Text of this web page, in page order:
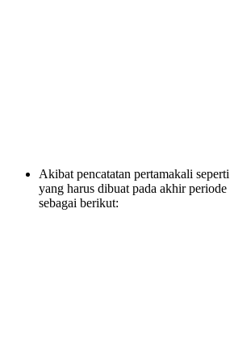
Akibat pencatatan pertamakali
yang harus dibuat pada akhir periode
sebagai berikut: